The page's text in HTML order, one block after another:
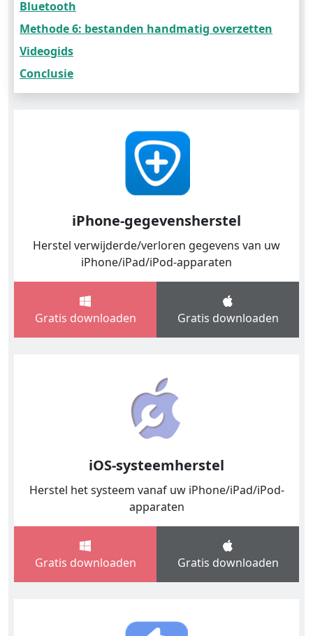
Bluetooth
Methode 6: bestanden handmatig overzetten
Videogids
Conclusie
iPhone-gegevensherstel
Herstel verwijderde/verloren gegevens van uw
iPhone/iPad/iPod-apparaten
Gratis downloaden Gratis downloaden
iOS-systeemherstel
Herstel het systeem vanaf uw iPhone/iPad/iPod-
apparaten
Gratis downloaden Gratis downloaden